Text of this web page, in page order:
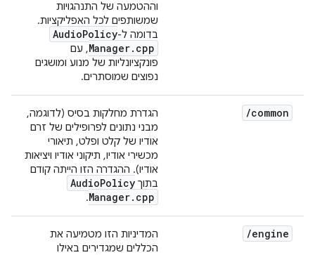
וההטמעה של התנהגויות
שמשותפים לכל האפליקציות.
בדומה ל-
AudioPolicy
Manager. cpp
, עם
פונקציונליות של מנוע ומושגים
נפוצים שמוסתרים.
/common
הגדרת מחלקות בסיס (לדוגמה,
מבני נתונים לפרופילים של זרם
אודיו של קלט ופלט, תיאורי
מכשירי אודיו, תיקוני אודיו ויציאות
אודיו). ההגדרה הזו הייתה קודם
בתוך
AudioPolicy
Manager. cpp
.
/engine
המדיניות הזו מטמיעה את
הכללים שמגדירים באילו